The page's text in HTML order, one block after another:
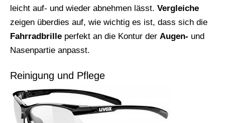
leicht auf- und wieder abnehmen lässt. Vergleiche
zeigen überdies auf, wie wichtig es ist, dass sich die
Fahrradbrille perfekt an die Kontur der Augen- und
Nasenpartie anpasst.
Reinigung und Pflege